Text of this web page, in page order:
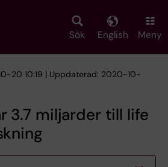
Sök English Meny
20 10:19 | Uppdaterad: 2020-10-
3.7 miljarder till life